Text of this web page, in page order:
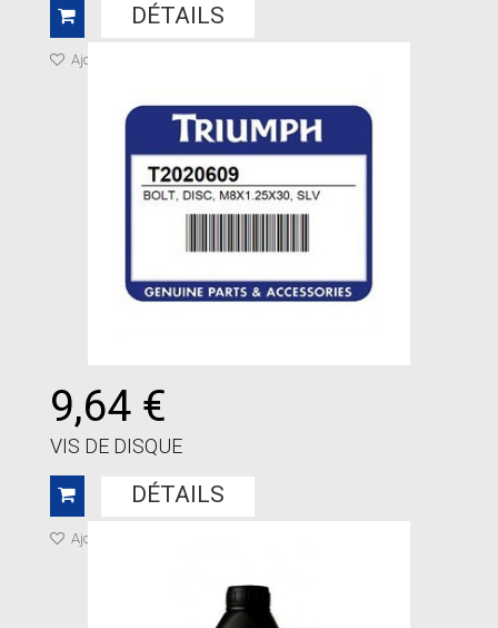
DÉTAILS
Ajouter à ma liste de cadeaux
9,64 €
VIS DE DISQUE
DÉTAILS
Ajouter à ma liste de cadeaux